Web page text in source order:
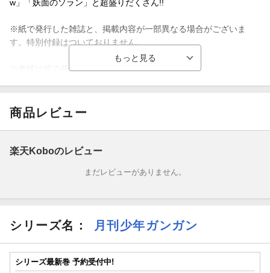
w」「妖面のソラン」と超盛りだくさん!!
※紙で発行した雑誌と、掲載内容が一部異なる場合がございま
す。特別付録はついておりません。
※表紙は紙で発行した雑誌と同一のものです。
「おじさまと猫」桜井海／「魔女の旦那のつくり方」PETOKA／
こじらせている」つみきどう／「僕の呪いの吸血姫」金井千咲貴
哉 キャラクター原案：はいむらきよたか／「終末ねこ商人」鷹
多 キャラクター原案：shirakaba／「黄泉のツガイ」荒川弘／
河添太一／「戦隊レッド 異世界で冒険者になる」中吉虎吉／「無
能なナナ」原作：るーすぼーい 作画：古屋庵／「草生えるw」有
田イマリ／「金装のヴェルメイユ 〜崖っぷち魔術師は最強の厄災
と魔法世界を突き進む〜」原作：天那光汰 作画：梅津葉子／
商品レビュー
楽天Koboのレビュー
まだレビューがありません。
シリーズ名： 月刊少年ガンガン
シリーズ最新巻 予約受付中!